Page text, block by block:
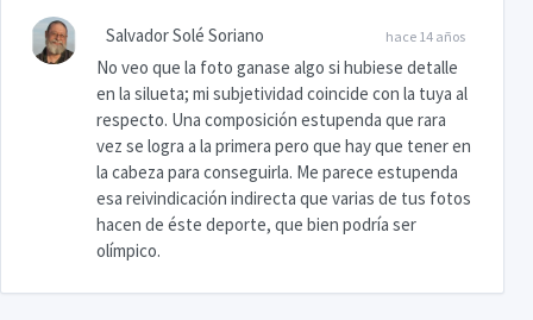
hace 14 años
Salvador Solé Soriano
No veo que la foto ganase algo si hubiese detalle
en la silueta; mi subjetividad coincide con la tuya al
respecto. Una composición estupenda que rara
vez se logra a la primera pero que hay que tener en
la cabeza para conseguirla. Me parece estupenda
esa reivindicación indirecta que varias de tus fotos
hacen de éste deporte, que bien podría ser
olímpico.